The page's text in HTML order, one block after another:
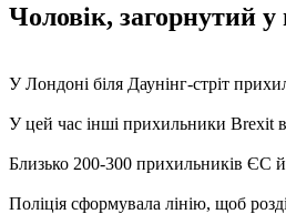
Чоловік, загорнутий
У Лондоні біля Даунінг-стріт
У цей час інші прихильники Brexit
Близько 200-300 прихильників ЄС
Поліція сформувала лінію, щоб